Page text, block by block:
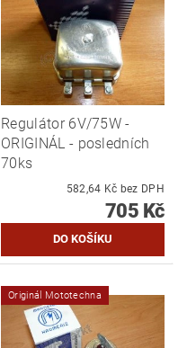
Regulátor 6V/75W -
ORIGINÁL - posledních
70ks
582,64 Kč bez DPH
705 Kč
Originál Mototechna